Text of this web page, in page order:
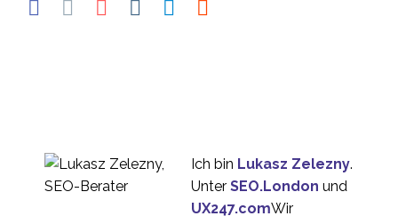
Ich bin Lukasz Zelezny.
Unter SEO.London und
UX247.comWir